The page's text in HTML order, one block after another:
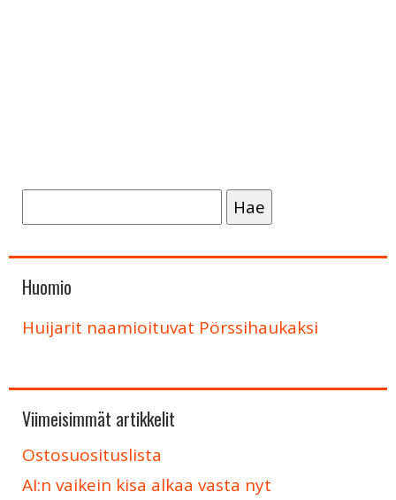
Huomio
Huijarit naamioituvat Pörssihaukaksi
Viimeisimmät artikkelit
Ostosuosituslista
AI:n vaikein kisa alkaa vasta nyt